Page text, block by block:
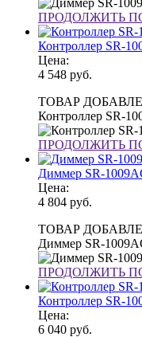
ПРОДОЛЖИТЬ
Контроллер SR-
Цена:
4 548 руб.
ТОВАР
Контроллер SR-
ПРОДОЛЖИТЬ
Диммер SR-
Цена:
4 804 руб.
ТОВАР
Диммер SR-
ПРОДОЛЖИТЬ
Контроллер SR-
Цена:
6 040 руб.